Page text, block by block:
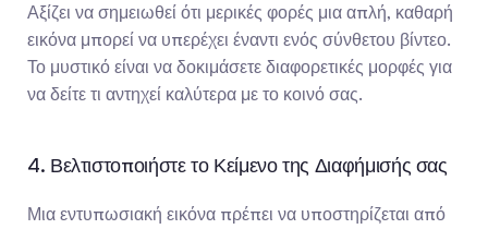
Αξίζει να σημειωθεί ότι μερικές φορές μια απλή, καθαρή
εικόνα μπορεί να υπερέχει έναντι ενός σύνθετου βίντεο.
Το μυστικό είναι να δοκιμάσετε διαφορετικές μορφές για
να δείτε τι αντηχεί καλύτερα με το κοινό σας.
4. Βελτιστοποιήστε το Κείμενο της Διαφήμισής σας
Μια εντυπωσιακή εικόνα πρέπει να υποστηρίζεται από